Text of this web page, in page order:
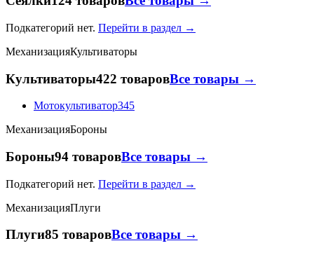
Подкатегорий нет. Перейти в раздел →
МеханизацияКультиваторы
Культиваторы422 товаровВсе товары →
Мотокультиватор345
МеханизацияБороны
Бороны94 товаровВсе товары →
Подкатегорий нет. Перейти в раздел →
МеханизацияПлуги
Плуги85 товаровВсе товары →